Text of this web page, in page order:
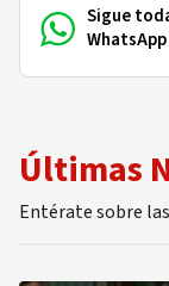
Sigue
WhatsApp